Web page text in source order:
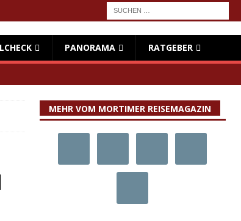
PANORAMA RATGEBER
MEHR VOM MORTIMER REISEMAGAZIN